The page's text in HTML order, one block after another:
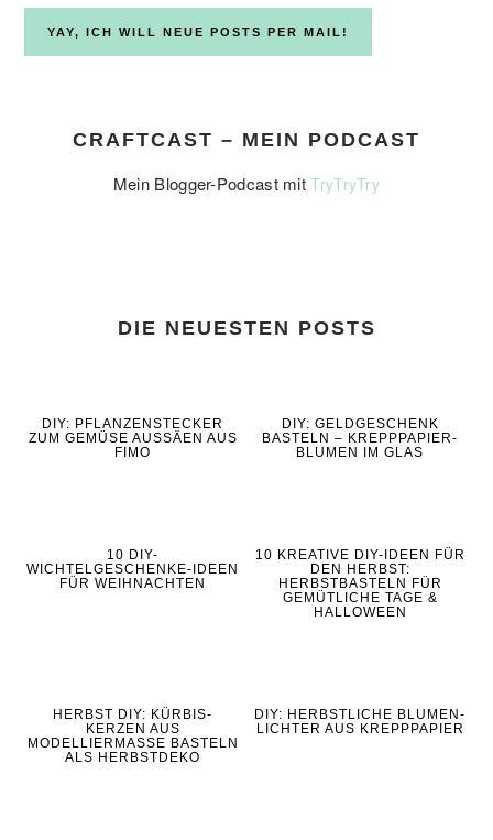
CRAFTCAST – MEIN PODCAST
Mein Blogger-Podcast mitTryTryTry
DIE NEUESTEN POSTS
DIY: PFLANZENSTECKER
ZUM GEMÜSE AUSSÄEN AUS
FIMO
DIY: GELDGESCHENK
BASTELN – KREPPPAPIER-
BLUMEN IM GLAS
10 DIY-
WICHTELGESCHENKE-IDEEN
FÜR WEIHNACHTEN
10 KREATIVE DIY-IDEEN FÜR
DEN HERBST:
HERBSTBASTELN FÜR
GEMÜTLICHE TAGE &
HALLOWEEN
HERBST DIY: KÜRBIS-
KERZEN AUS
MODELLIERMASSE BASTELN
ALS HERBSTDEKO
DIY: HERBSTLICHE BLUMEN-
LICHTER AUS KREPPPAPIER